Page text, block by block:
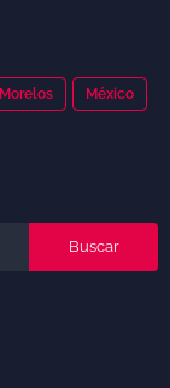
Morelos México